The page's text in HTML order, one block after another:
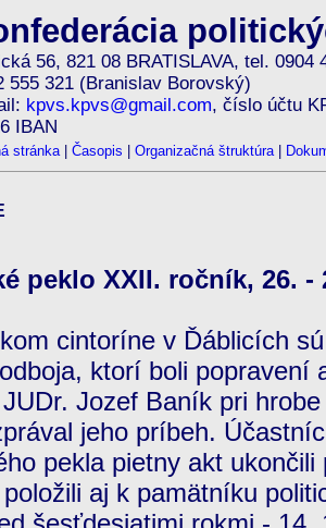
56, 821 08 BRATISLAVA, tel. 0904
555 321 (Branislav Borovský)
kpvs.kpvs@gmail.com, číslo účtu
IBAN
stránka| Časopis Organizačná štruktúra|
peklo XXII. ročník, 26. -
cintoríne v Ďáblicích sú
ktorí boli popravení
Jozef Baník pri
jeho príbeh.
pekla pietny akt
aj k pamätníku